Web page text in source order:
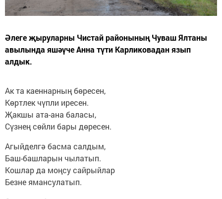
Әлеге җыруларны Чистай районының Чуваш Ялтаны
авылында яшәүче Анна түти Карликовадан язып
алдык.
Ак та каеннарның бөресен,
Көртлек чүпли иресен.
Җакшы ата-ана баласы,
Сүзнең сөйли бары дөресен.
Агыйделгә басма салдым,
Баш-башларын чылатып.
Кошлар да моңсу сайрыйлар
Безне ямансулатып.